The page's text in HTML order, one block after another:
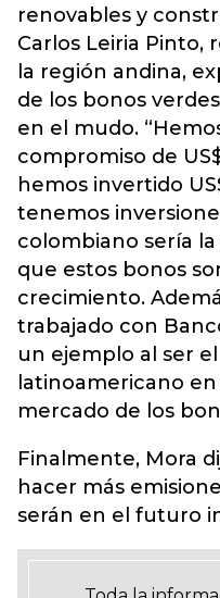
renovables y
Carlos Leiria Pinto,
la región andina,
de los bonos
en el mudo.
compromiso de
hemos invertido
tenemos
colombiano sería
que estos bonos
crecimiento.
trabajado con
un ejemplo al ser
latinoamericano
mercado de los
Finalmente, Mora
hacer más
serán en el futuro